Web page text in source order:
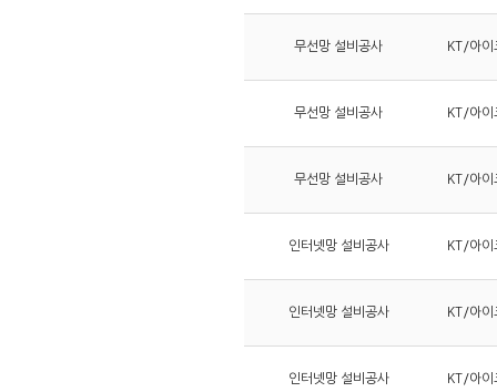
무선망 설비공사 KT/아이
무선망 설비공사 KT/아이
무선망 설비공사 KT/아이
인터넷망 설비공사 KT/아이
인터넷망 설비공사 KT/아이
인터넷망 설비공사 KT/아이